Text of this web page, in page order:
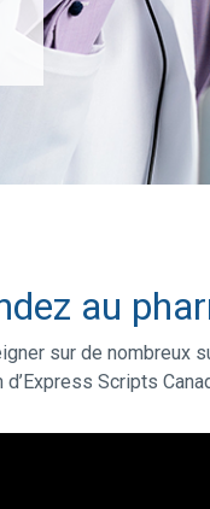
au
sur de nombreux
Scripts